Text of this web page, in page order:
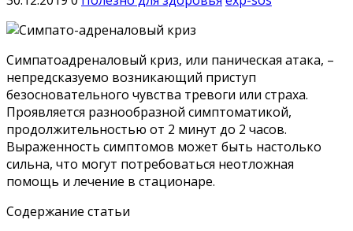
Симпатоадреналовый криз, или паническая атака, –
непредсказуемо возникающий приступ
безосновательного чувства тревоги или страха.
Проявляется разнообразной симптоматикой,
продолжительностью от 2 минут до 2 часов.
Выраженность симптомов может быть настолько
сильна, что могут потребоваться неотложная
помощь и лечение в стационаре.
Содержание статьи